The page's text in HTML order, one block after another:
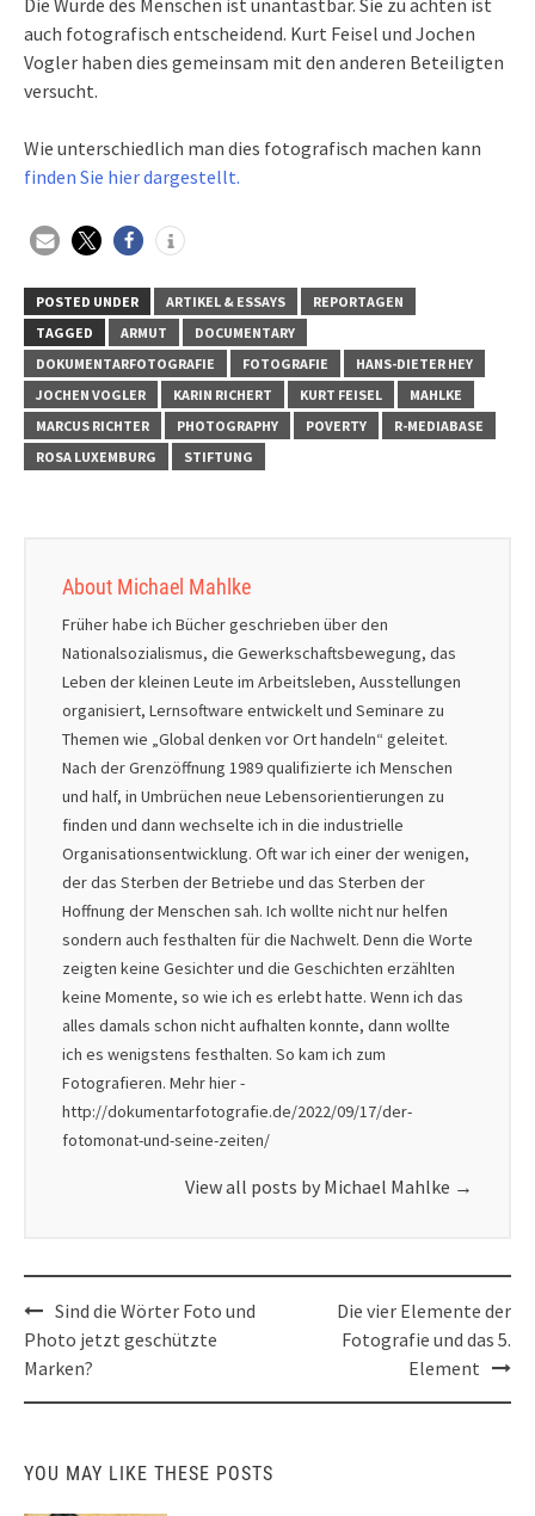
Die Würde des Menschen ist unantastbar. Sie zu achten ist
auch fotografisch entscheidend. Kurt Feisel und Jochen
Vogler haben dies gemeinsam mit den anderen Beteiligten
versucht.
Wie unterschiedlich man dies fotografisch machen kann
finden Sie hier dargestellt.
POSTED UNDER ARTIKEL & ESSAYS
REPORTAGEN
TAGGED
ARMUT
DOCUMENTARY
DOKUMENTARFOTOGRAFIE
FOTOGRAFIE
HANS-DIETER HEY
JOCHEN VOGLER
KARIN RICHERT KURT FEISEL
MAHLKE
MARCUS RICHTER
PHOTOGRAPHY POVERTY
R-MEDIABASE
ROSA LUXEMBURG
STIFTUNG
About Michael Mahlke
Früher habe ich Bücher geschrieben über den
Nationalsozialismus, die Gewerkschaftsbewegung, das
Leben der kleinen Leute im Arbeitsleben, Ausstellungen
organisiert, Lernsoftware entwickelt und Seminare zu
Themen wie „Global denken vor Ort handeln“ geleitet.
Nach der Grenzöffnung 1989 qualifizierte ich Menschen
und half, in Umbrüchen neue Lebensorientierungen zu
finden und dann wechselte ich in die industrielle
Organisationsentwicklung. Oft war ich einer der wenigen,
der das Sterben der Betriebe und das Sterben der
Hoffnung der Menschen sah. Ich wollte nicht nur helfen
sondern auch festhalten für die Nachwelt. Denn die Worte
zeigten keine Gesichter und die Geschichten erzählten
keine Momente, so wie ich es erlebt hatte. Wenn ich das
alles damals schon nicht aufhalten konnte, dann wollte
ich es wenigstens festhalten. So kam ich zum
Fotografieren. Mehr hier -
http://dokumentarfotografie.de/2022/09/17/der-
fotomonat-und-seine-zeiten/
View all posts by Michael Mahlke →
Post
navigation
Sind die Wörter Foto und
Photo jetzt geschützte
Marken?
Die vier Elemente der
Fotografie und das 5.
Element
YOU MAY LIKE THESE POSTS